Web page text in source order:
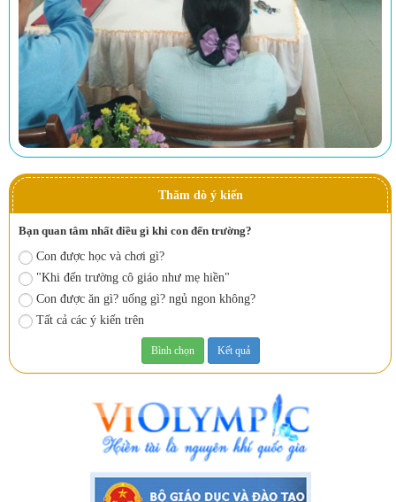
Thăm dò ý kiến
Bạn quan tâm nhất điều gì khi con đến trường?
Con được học và chơi gì?
"Khi đến trường cô giáo như mẹ hiền"
Con được ăn gì? uống gì? ngủ ngon không?
Tất cả các ý kiến trên